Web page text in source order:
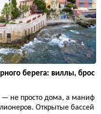
берега: виллы, брос
— не просто дома, а маниф
Открытые бассей